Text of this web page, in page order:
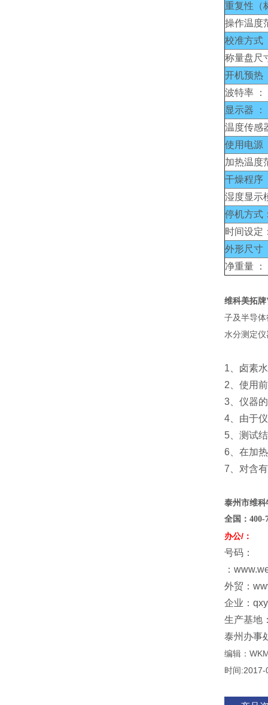
重复性（
操作温度
校准方式
称量盘尺
开机预热
波特率 ：
显示器 ：
温度传感
使用电源
加热温度
干燥程序
湿度显示
停机方式
时间设定
外形尺寸
净重量 ：
维科美拓牌
子及半导
水分测定
1、卤素
2、使用
3、仪器
4、由于
5、测试
6、在加
7、对含
泰州市维
全国： 400-
办公/：
号码：
：
外贸：
企业：
生产基地
泰州办事
编辑：
时间:2017-